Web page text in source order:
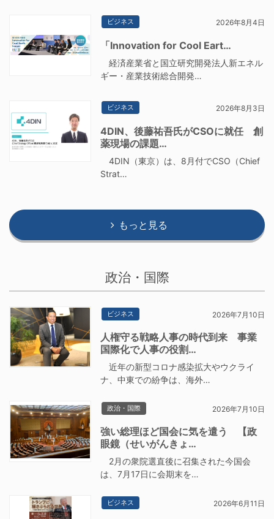
ビジネス 2026年8月4日
「Innovation for Cool Eart…
経済産業省と国立研究開発法人新エネル
ギー・産業技術総合開発…
ビジネス 2026年8月3日
4DIN、後藤祐吾氏がCSOに就任 創
薬現場の課題…
4DIN（東京）は、8月付でCSO（Chief
Strat…
もっと見る
政治・国際
ビジネス 2026年7月10日
人権守る戦略人事の時代到来 事業
国際化で人事の役割…
近年の新型コロナ感染拡大やウクライ
ナ、中東での紛争は、海外…
政治・国際 2026年7月10日
強い総理ほど国会に気を遣う 【政
眼鏡（せいがんきょ…
2月の衆院選直後に召集された今国会
は、7月17日に会期末を…
ビジネス 2026年6月11日